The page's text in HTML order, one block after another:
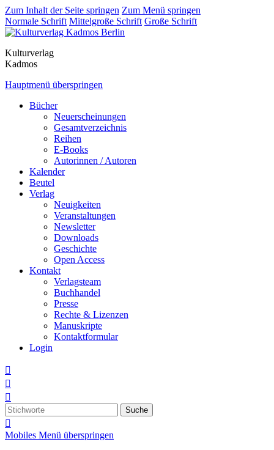
Zum Inhalt der Seite springen Zum Menü springen
Normale Schrift Mittelgroße Schrift Große Schrift
Kulturverlag
Kadmos
Hauptmenü überspringen
Bücher
Neuerscheinungen
Gesamtverzeichnis
Reihen
E-Books
Autorinnen / Autoren
Kalender
Beutel
Verlag
Neuigkeiten
Veranstaltungen
Newsletter
Downloads
Geschichte
Open Access
Kontakt
Verlagsteam
Buchhandel
Presse
Rechte & Lizenzen
Manuskripte
Kontaktformular
Login



Suche

Mobiles Menü überspringen